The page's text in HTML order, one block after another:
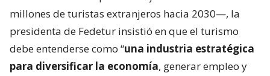
millones de turistas extranjeros hacia 2030—, la
presidenta de Fedetur insistió en que el turismo
debe entenderse como “una industria estratégica
para diversificar la economía, generar empleo y